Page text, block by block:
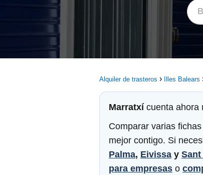
Alquiler de trasteros Illes Balears
Marratxí cuenta ahora
Comparar varias
mejor contigo. Si
Palma, Eivissa y
para empresas o